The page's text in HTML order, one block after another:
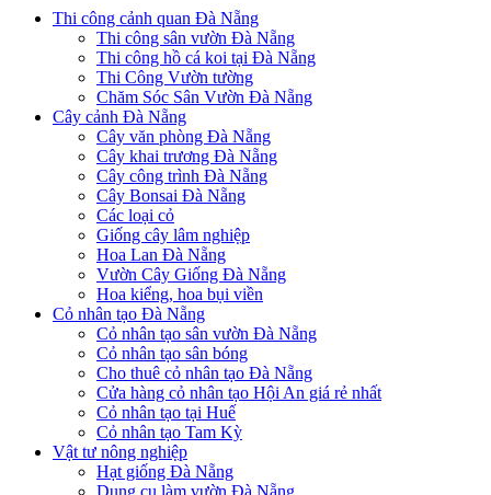
Thi công cảnh quan Đà Nẵng
Thi công sân vườn Đà Nẵng
Thi công hồ cá koi tại Đà Nẵng
Thi Công Vườn tường
Chăm Sóc Sân Vườn Đà Nẵng
Cây cảnh Đà Nẵng
Cây văn phòng Đà Nẵng
Cây khai trương Đà Nẵng
Cây công trình Đà Nẵng
Cây Bonsai Đà Nẵng
Các loại cỏ
Giống cây lâm nghiệp
Hoa Lan Đà Nẵng
Vườn Cây Giống Đà Nẵng
Hoa kiểng, hoa bụi viền
Cỏ nhân tạo Đà Nẵng
Cỏ nhân tạo sân vườn Đà Nẵng
Cỏ nhân tạo sân bóng
Cho thuê cỏ nhân tạo Đà Nẵng
Cửa hàng cỏ nhân tạo Hội An giá rẻ nhất
Cỏ nhân tạo tại Huế
Cỏ nhân tạo Tam Kỳ
Vật tư nông nghiệp
Hạt giống Đà Nẵng
Dụng cụ làm vườn Đà Nẵng